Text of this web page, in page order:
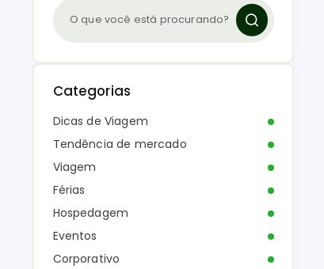
Categorias
Dicas de Viagem
Tendência de mercado
Viagem
Férias
Hospedagem
Eventos
Corporativo